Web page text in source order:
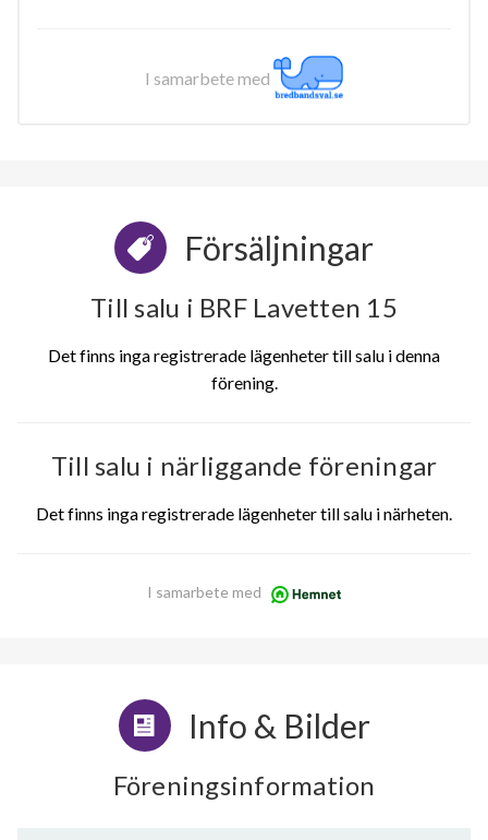
I samarbete med
Försäljningar
Till salu i BRF Lavetten 15
Det finns inga registrerade lägenheter till salu i denna
förening.
Till salu i närliggande föreningar
Det finns inga registrerade lägenheter till salu i närheten.
I samarbete med
Info & Bilder
Föreningsinformation